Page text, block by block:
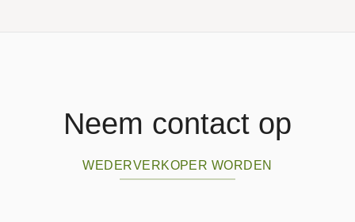
Neem contact op
WEDERVERKOPER WORDEN